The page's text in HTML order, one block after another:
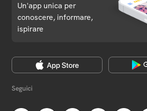
Un'app unica per
conoscere, informare,
ispirare
Seguici